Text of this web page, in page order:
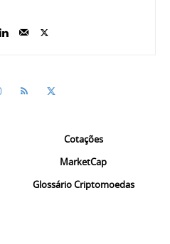
Cotações
MarketCap
Glossário Criptomoedas